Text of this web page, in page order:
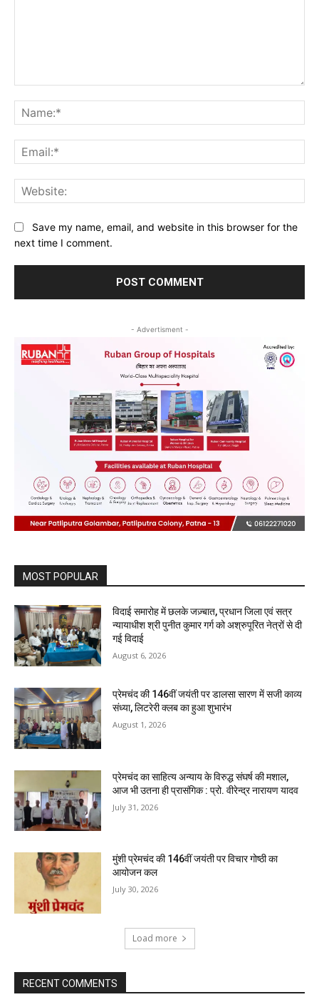
Save my name, email, and website in this browser for the
next time I comment.
- Advertisment -
MOST POPULAR
विदाई समारोह में छलके जज़्बात, प्रधान जिला एवं सत्र
न्यायाधीश श्री पुनीत कुमार गर्ग को अश्रुपूरित नेत्रों से दी
गई विदाई
August 6, 2026
प्रेमचंद की 146वीं जयंती पर डालसा सारण में सजी काव्य
संध्या, लिटरेरी क्लब का हुआ शुभारंभ
August 1, 2026
प्रेमचंद का साहित्य अन्याय के विरुद्ध संघर्ष की मशाल,
आज भी उतना ही प्रासंगिक : प्रो. वीरेन्द्र नारायण यादव
July 31, 2026
मुंशी प्रेमचंद की 146वीं जयंती पर विचार गोष्ठी का
आयोजन कल
July 30, 2026
Load more
RECENT COMMENTS